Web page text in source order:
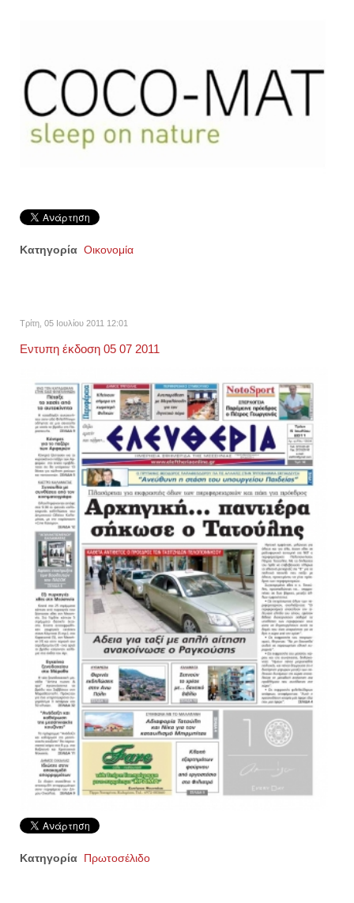
Κατηγορία Οικονομία
Τρίτη, 05 Ιουλίου 2011 12:01
Εντυπη έκδοση 05 07 2011
Κατηγορία Πρωτοσέλιδο